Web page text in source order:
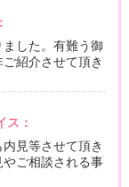
した。有難う御
紹介させて頂き
：
見等させて頂き
ご相談される事